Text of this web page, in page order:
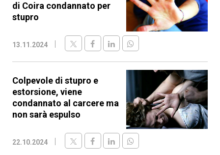
di Coira condannato per
stupro
13.11.2024
Colpevole di stupro e
estorsione, viene
condannato al carcere ma
non sarà espulso
22.10.2024